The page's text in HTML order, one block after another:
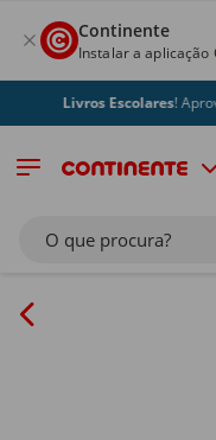
Continente
Instalar a aplicação
Livros Escolares!
O que procura?